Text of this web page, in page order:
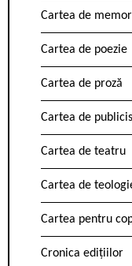
Cartea de
Cartea de poezie
Cartea de proză
Cartea de
Cartea de teatru
Cartea de
Cartea pentru
Cronica edițiilor